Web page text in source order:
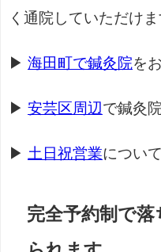
く通院していただけま
▶ 海田町で鍼灸院を
▶ 安芸区周辺で鍼灸
▶ 土日祝営業につい
完全予約制で